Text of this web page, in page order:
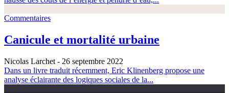
Commentaires
Canicule et mortalité urbaine
Nicolas Larchet - 26 septembre 2022
Dans un livre traduit récemment, Eric Klinenberg propose une
analyse éclairante des logiques sociales de la...